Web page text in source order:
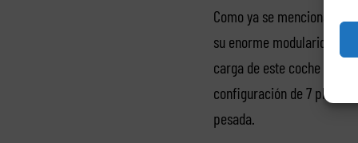
Como ya se mencionaba,
su enorme modularidad,
carga de este coche de
configuración de 7
pesada.